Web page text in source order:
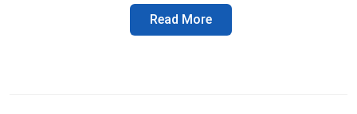
Read More